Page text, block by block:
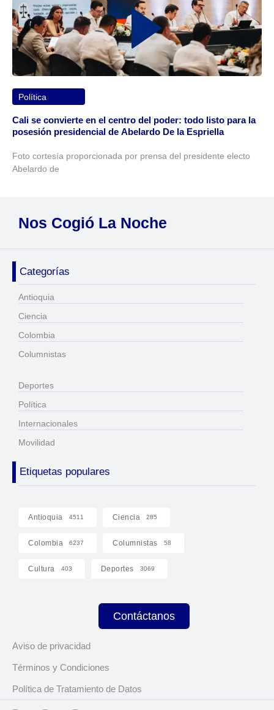
Política
Cali se convierte en el centro del poder: todo listo para la
posesión presidencial de Abelardo De la Espriella
Foto cortesía proporcionada por prensa del presidente electo
Abelardo de
Nos Cogió La Noche
Categorías
Antioquia
Ciencia
Colombia
Columnistas
Deportes
Política
Internacionales
Movilidad
Etiquetas populares
Antioquia 4511 Ciencia 285
Colombia 6237 Columnistas 58
Cultura 403 Deportes 3069
Contáctanos
Aviso de privacidad
Términos y Condiciones
Política de Tratamiento de Datos